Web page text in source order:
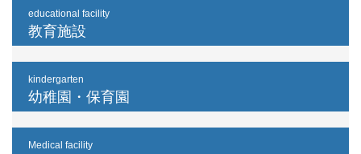
educational facility
教育施設
kindergarten
幼稚園・保育園
Medical facility